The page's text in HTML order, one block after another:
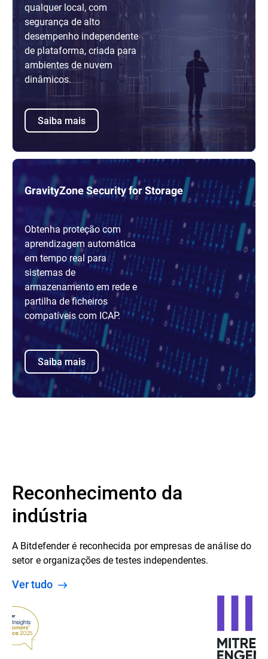
qualquer local, com
segurança de alto
desempenho independente
de plataforma, criada para
ambientes de nuvem
dinâmicos.
Saiba mais
GravityZone Security for Storage
Obtenha proteção com
aprendizagem automática
em tempo real para
sistemas de
armazenamento em rede e
partilha de ficheiros
compatíveis com ICAP.
Saiba mais
Reconhecimento da
indústria
A Bitdefender é reconhecida por empresas de análise do
setor e organizações de testes independentes.
Ver tudo